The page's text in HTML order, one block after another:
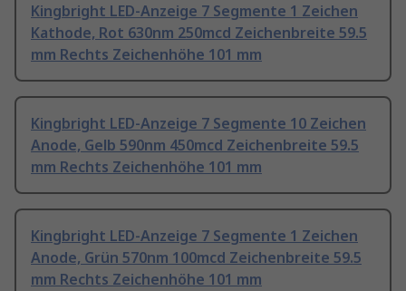
Kingbright LED-Anzeige 7 Segmente 1 Zeichen
Kathode, Rot 630nm 250mcd Zeichenbreite 59.5
mm Rechts Zeichenhöhe 101 mm
Kingbright LED-Anzeige 7 Segmente 10 Zeichen
Anode, Gelb 590nm 450mcd Zeichenbreite 59.5
mm Rechts Zeichenhöhe 101 mm
Kingbright LED-Anzeige 7 Segmente 1 Zeichen
Anode, Grün 570nm 100mcd Zeichenbreite 59.5
mm Rechts Zeichenhöhe 101 mm